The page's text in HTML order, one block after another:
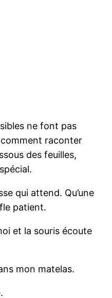
ne font pas
raconter
des feuilles,
qui attend. Qu’une
patient.
et la souris écoute
mon matelas.